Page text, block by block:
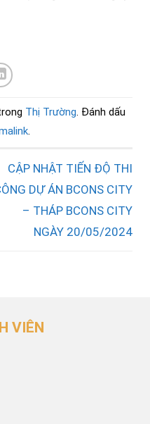
Thị Trường. Đánh dấu
.
CẬP NHẬT TIẾN ĐỘ THI
DỰ ÁN BCONS CITY
– THÁP BCONS CITY
NGÀY 20/05/2024
VIÊN